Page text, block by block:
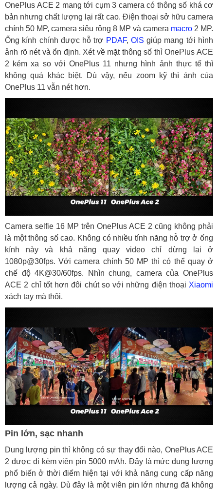
OnePlus ACE 2 mang tới cụm 3 camera có thông số khá cơ
bản nhưng chất lượng lại rất cao. Điện thoại sở hữu camera
chính 50 MP, camera siêu rộng 8 MP và camera macro 2 MP.
Ống kính chính được hỗ trợ PDAF, OIS giúp mang tới hình
ảnh rõ nét và ổn định. Xét về mặt thông số thì OnePlus ACE
2 kém xa so với OnePlus 11 nhưng hình ảnh thực tế thì
không quá khác biệt. Dù vậy, nếu zoom kỹ thì ảnh của
OnePlus 11 vẫn nét hơn.
Camera selfie 16 MP trên OnePlus ACE 2 cũng không phải
là một thông số cao. Không có nhiều tính năng hỗ trợ ở ống
kính này và khả năng quay video chỉ dừng lại ở
1080p@30fps. Với camera chính 50 MP thì có thể quay ở
chế độ 4K@30/60fps. Nhìn chung, camera của OnePlus
ACE 2 chỉ tốt hơn đôi chút so với những điện thoại Xiaomi
xách tay mà thôi.
Pin lớn, sạc nhanh
Dung lượng pin thì không có sự thay đổi nào, OnePlus ACE
2 được đi kèm viên pin 5000 mAh. Đây là mức dung lượng
phổ biến ở thời điểm hiện tại với khả năng cung cấp năng
lượng cả ngày. Dù đây là một viên pin lớn nhưng đã không